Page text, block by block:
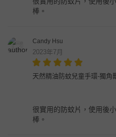
棒。
Candy Hsu
2023年7月
天然精油防蚊兒童手環-獨角
很實用的防蚊片，使用後
棒。